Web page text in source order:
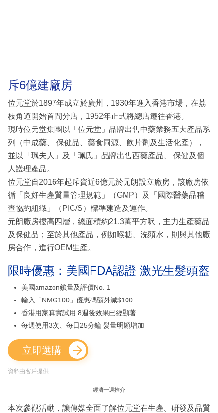
斥6億建廠房
位元堂於1897年成立於廣州，1930年進入香港市場，在荔
枝角道開始首間分店，1952年正式將總店遷往香港。
現時位元堂集團以「位元堂」品牌出售中藥業務五大產品系
列（中成藥、 保健品、藥食同源、飲片劑及生活化產），
並以「珮夫人」及「珮氏」品牌出售西藥產品、 保健及個
人護理產品。
位元堂自2016年起斥資近6億元於元朗設立廠房，該廠房依
循「良好生產質量管理規範」（GMP）及「國際醫藥品稽
查協約組織」（PIC/S）標準建造及運作。
元朗廠房樓高四層，總面積約21.3萬平方呎，主力生產藥品
及保健品；至於其他產品，例如喉糖、洗頭水，則與其他廠
房合作，進行OEM生產。
限時優惠：美國FDA認證 激光生髮頭盔
美國amazon鎖量及評價No. 1
輸入「NMG100」優惠碼額外減$100
香港用家真實試用 8週後效果已經顯著
每週使用3次、每日25分鐘 髮量明顯增加
立即選購
資料由客戶提供
經濟一週推介
本次參觀活動，讓傳媒全面了解位元堂在生產、研發及品質